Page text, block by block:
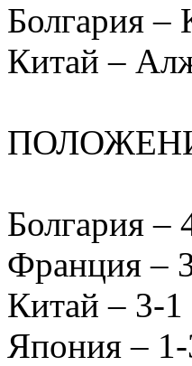
Болгария –
Китай –
Болгария –
Франция –
Китай – 3-
Япония –